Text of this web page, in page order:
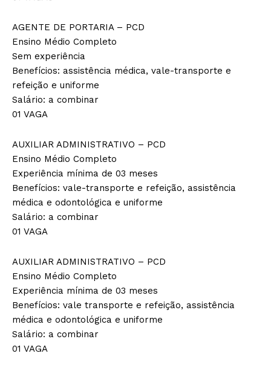
AGENTE DE PORTARIA – PCD
Ensino Médio Completo
Sem experiência
Benefícios: assistência médica, vale-transporte e
refeição e uniforme
Salário: a combinar
01 VAGA
AUXILIAR ADMINISTRATIVO – PCD
Ensino Médio Completo
Experiência mínima de 03 meses
Benefícios: vale-transporte e refeição, assistência
médica e odontológica e uniforme
Salário: a combinar
01 VAGA
AUXILIAR ADMINISTRATIVO – PCD
Ensino Médio Completo
Experiência mínima de 03 meses
Benefícios: vale transporte e refeição, assistência
médica e odontológica e uniforme
Salário: a combinar
01 VAGA